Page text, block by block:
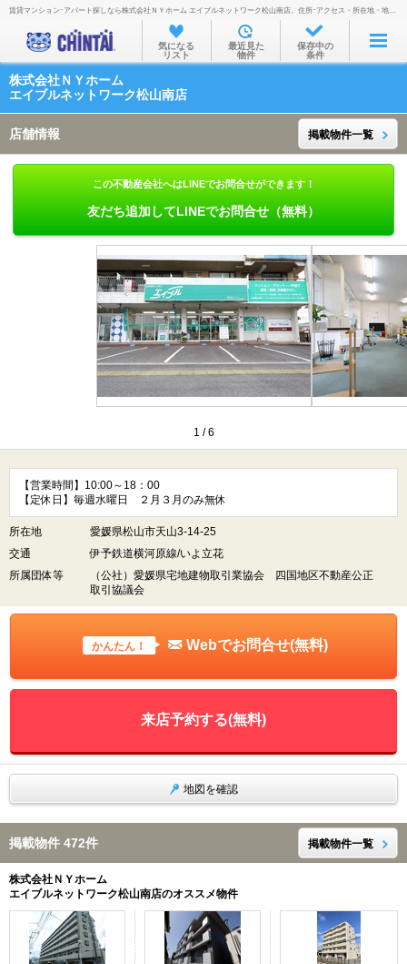
お部屋を探す
沿線・駅から
通勤通学時間から
物件特集から
TOP
賃貸マンション･アパート探しなら株式会社ＮＹホーム エイブルネットワーク松山南店。住所･アクセス・所在地・地図・営業時間・定休日・電話番号などを掲載。
気になる
リスト
最近見た
物件
保存中の
条件
株式会社ＮＹホーム
エイブルネットワーク松山南店
店舗情報 掲載物件一覧
この不動産会社へはLINEでお問合せができます！
友だち追加してLINEでお問合せ（無料）
1 /6
【営業時間】10:00～18：00
【定休日】毎週水曜日 ２月３月のみ無休
所在地
愛媛県松山市天山3-14-25
交通
伊予鉄道横河原線/いよ立花
所属団体等
（公社）愛媛県宅地建物取引業協会 四国地区不動産公正
取引協議会
かんたん！ Webでお問合せ(無料)
来店予約する(無料)
地図を確認
掲載物件 472件 掲載物件一覧
株式会社ＮＹホーム
エイブルネットワーク松山南店のオススメ物件